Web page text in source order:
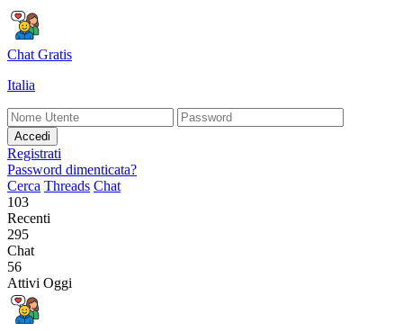
Chat Gratis
Italia
Accedi
Registrati
Password dimenticata?
Cerca Threads Chat
103
Recenti
295
Chat
56
Attivi Oggi